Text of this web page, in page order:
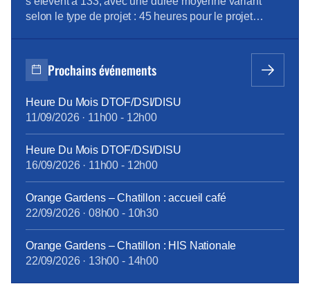
selon le type de projet : 45 heures pour le projet
présentiel ont été organisés pour aider les volontaires
à développer leurs compétences, avec des
Prochains événements
Heure Du Mois DTOF/DSI/DISU
11/09/2026· 11h00 - 12h00
Heure Du Mois DTOF/DSI/DISU
16/09/2026· 11h00 - 12h00
Orange Gardens – Chatillon : accueil café
22/09/2026· 08h00 - 10h30
Orange Gardens – Chatillon : HIS Nationale
22/09/2026· 13h00 - 14h00